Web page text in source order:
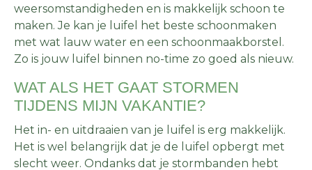
weersomstandigheden en is makkelijk schoon te
maken. Je kan je luifel het beste schoonmaken
met wat lauw water en een schoonmaakborstel.
Zo is jouw luifel binnen no-time zo goed als nieuw.
WAT ALS HET GAAT STORMEN
TIJDENS MIJN VAKANTIE?
Het in- en uitdraaien van je luifel is erg makkelijk.
Het is wel belangrijk dat je de luifel opbergt met
slecht weer. Ondanks dat je stormbanden hebt